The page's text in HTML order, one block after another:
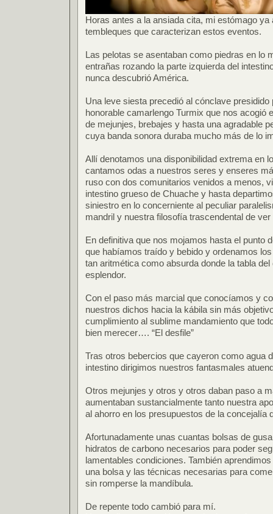
Horas antes a la ansiada cita, mi estómago
tembleques que caracterizan estos eventos.
Las pelotas se asentaban como piedras en lo
entrañas rozando la parte izquierda del
nunca descubrió América.
Una leve siesta precedió al cónclave
honorable camarlengo Turmix que nos acogió
de mejunjes, brebajes y hasta una agradable
cuya banda sonora duraba mucho más de lo
Allí denotamos una disponibilidad extrema en
cantamos odas a nuestros seres y enseres
ruso con dos comunitarios venidos a menos,
intestino grueso de Chuache y hasta
siniestro en lo concerniente al peculiar
mandril y nuestra filosofía trascendental de
En definitiva que nos mojamos hasta el punto
que habíamos traído y bebido y ordenamos
tan aritmética como absurda donde la tabla
esplendor.
Con el paso más marcial que conocíamos y
nuestros dichos hacia la kábila sin más
cumplimiento al sublime mandamiento que
bien merecer…. “El desfile”
Tras otros bebercios que cayeron como agua
intestino dirigimos nuestros fantasmales
Otros mejunjes y otros y otros daban paso a
aumentaban sustancialmente tanto nuestra
al ahorro en los presupuestos de la concejalía
Afortunadamente unas cuantas bolsas de
hidratos de carbono necesarios para poder
lamentables condiciones. También
una bolsa y las técnicas necesarias para
sin romperse la mandíbula.
De repente todo cambió para mí.